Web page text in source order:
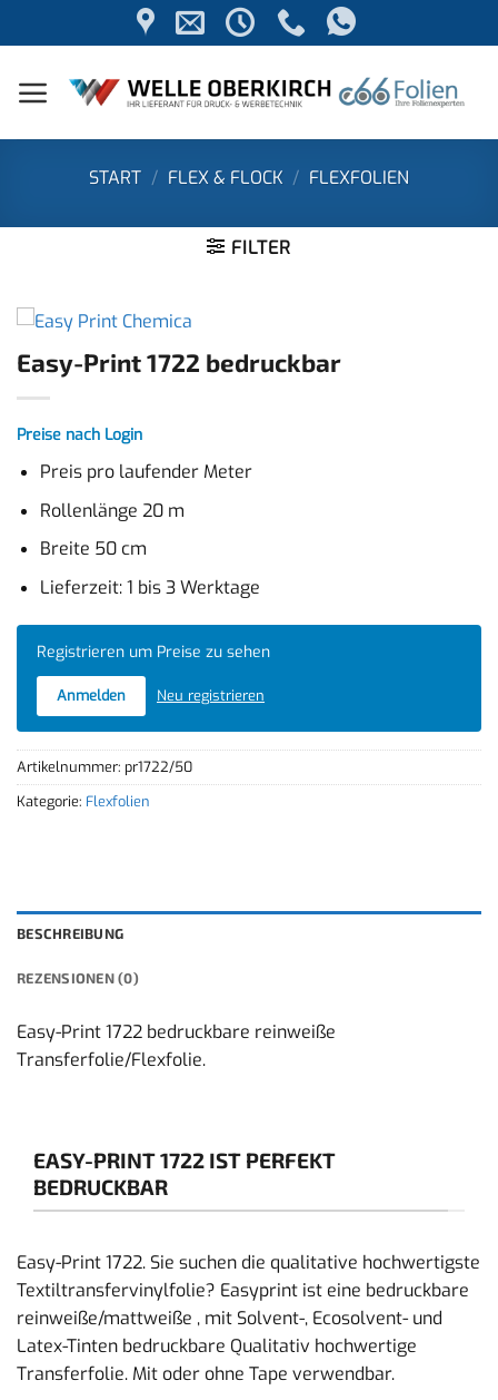
Inhalt
START / FLEX & FLOCK / FLEXFOLIEN
FILTER
Easy-Print 1722 bedruckbar
Preise nach Login
Preis pro laufender Meter
Rollenlänge 20 m
Breite 50 cm
Lieferzeit: 1 bis 3 Werktage
Registrieren um Preise zu sehen
Anmelden Neu registrieren
Artikelnummer: pr1722/50
Kategorie: Flexfolien
BESCHREIBUNG
REZENSIONEN (0)
Easy-Print 1722 bedruckbare reinweiße
Transferfolie/Flexfolie.
EASY-PRINT 1722 IST PERFEKT
BEDRUCKBAR
Easy-Print 1722. Sie suchen die qualitative hochwertigste
Textiltransfervinylfolie? Easyprint ist eine bedruckbare
reinweiße/mattweiße , mit Solvent-, Ecosolvent- und
Latex-Tinten bedruckbare Qualitativ hochwertige
Transferfolie. Mit oder ohne Tape verwendbar.